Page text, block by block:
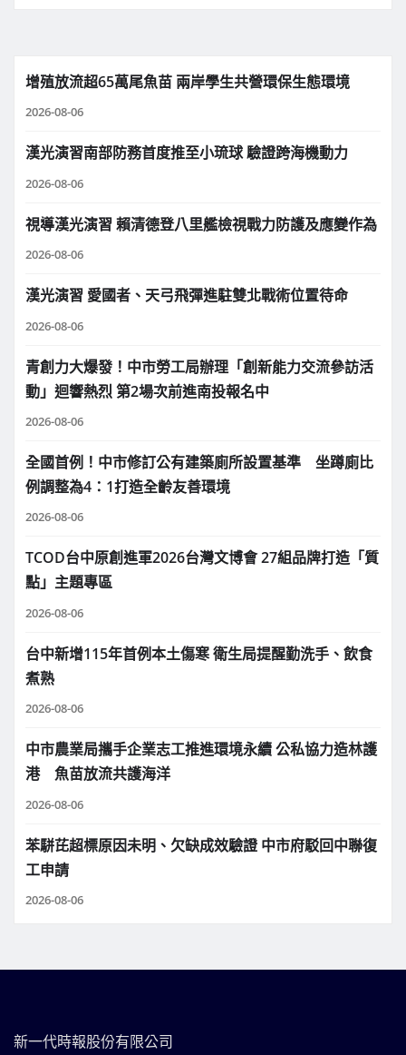
增殖放流超65萬尾魚苗 兩岸學生共營環保生態環境
2026-08-06
漢光演習南部防務首度推至小琉球 驗證跨海機動力
2026-08-06
視導漢光演習 賴清德登八里艦檢視戰力防護及應變作為
2026-08-06
漢光演習 愛國者、天弓飛彈進駐雙北戰術位置待命
2026-08-06
青創力大爆發！中市勞工局辦理「創新能力交流參訪活
動」迴響熱烈 第2場次前進南投報名中
2026-08-06
全國首例！中市修訂公有建築廁所設置基準 坐蹲廁比
例調整為4：1打造全齡友善環境
2026-08-06
TCOD台中原創進軍2026台灣文博會 27組品牌打造「質
點」主題專區
2026-08-06
台中新增115年首例本土傷寒 衛生局提醒勤洗手、飲食
煮熟
2026-08-06
中市農業局攜手企業志工推進環境永續 公私協力造林護
港 魚苗放流共護海洋
2026-08-06
苯駢芘超標原因未明、欠缺成效驗證 中市府駁回中聯復
工申請
2026-08-06
新一代時報股份有限公司